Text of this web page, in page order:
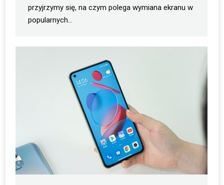
przyjrzymy się, na czym polega wymiana ekranu w
popularnych…